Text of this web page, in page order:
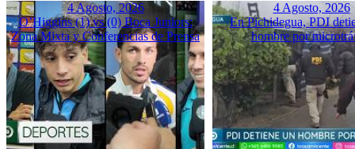
4 Agosto, 2026
O’Higgins (1) vs (0) Boca Juniors:
Zona Mixta y Conferencias de Prensa
4 Agosto, 2026
En Pichidegua, PDI
hombre por